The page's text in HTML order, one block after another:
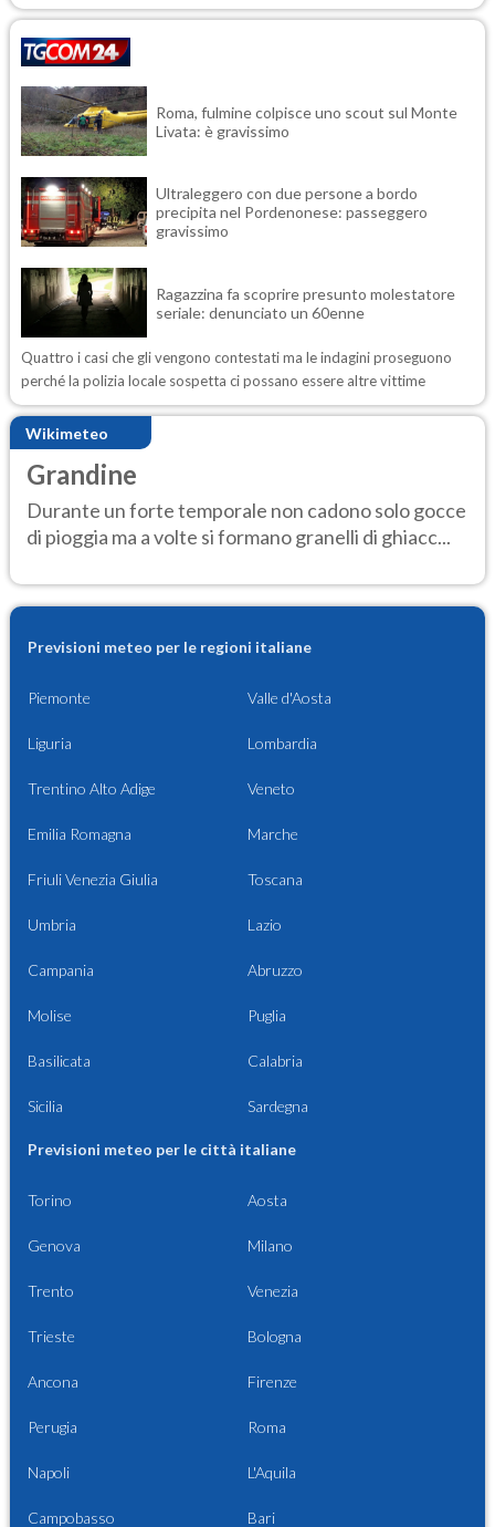
Roma, fulmine colpisce uno scout sul Monte
Livata: è gravissimo
Ultraleggero con due persone a bordo
precipita nel Pordenonese: passeggero
gravissimo
Ragazzina fa scoprire presunto molestatore
seriale: denunciato un 60enne
Quattro i casi che gli vengono contestati ma le indagini proseguono
perché la polizia locale sospetta ci possano essere altre vittime
Wikimeteo
Grandine
Durante un forte temporale non cadono solo gocce
di pioggia ma a volte si formano granelli di ghiacc...
Previsioni meteo per le regioni italiane
Piemonte Valle d'Aosta
Liguria Lombardia
Trentino Alto Adige Veneto
Emilia Romagna Marche
Friuli Venezia Giulia Toscana
Umbria Lazio
Campania Abruzzo
Molise Puglia
Basilicata Calabria
Sicilia Sardegna
Previsioni meteo per le città italiane
Torino Aosta
Genova Milano
Trento Venezia
Trieste Bologna
Ancona Firenze
Perugia Roma
Napoli L'Aquila
Campobasso Bari